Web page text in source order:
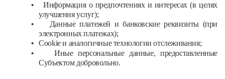
•
Информация о предпочтениях и интересах (в целях
улучшения услуг);
•
Данные платежей и банковские реквизиты (при
электронных платежах);
•
Cookie и аналогичные технологии отслеживания;
•
Иные персональные данные, предоставленные
Субъектом добровольно.